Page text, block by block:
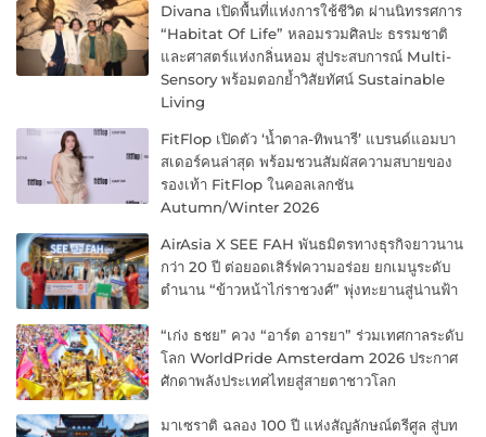
Divana เปิดพื้นที่แห่งการใช้ชีวิต ผ่านนิทรรศการ
“Habitat Of Life” หลอมรวมศิลปะ ธรรมชาติ
และศาสตร์แห่งกลิ่นหอม สู่ประสบการณ์ Multi-
Sensory พร้อมตอกย้ำวิสัยทัศน์ Sustainable
Living
FitFlop เปิดตัว ‘น้ำตาล-ทิพนารี’ แบรนด์แอมบา
สเดอร์คนล่าสุด พร้อมชวนสัมผัสความสบายของ
รองเท้า FitFlop ในคอลเลกชัน
Autumn/Winter 2026
AirAsia X SEE FAH พันธมิตรทางธุรกิจยาวนาน
กว่า 20 ปี ต่อยอดเสิร์ฟความอร่อย ยกเมนูระดับ
ตำนาน “ข้าวหน้าไก่ราชวงศ์” พุ่งทะยานสู่น่านฟ้า
“เก่ง ธชย” ควง “อาร์ต อารยา” ร่วมเทศกาลระดับ
โลก WorldPride Amsterdam 2026 ประกาศ
ศักดาพลังประเทศไทยสู่สายตาชาวโลก
มาเซราติ ฉลอง 100 ปี แห่งสัญลักษณ์ตรีศูล สู่บท